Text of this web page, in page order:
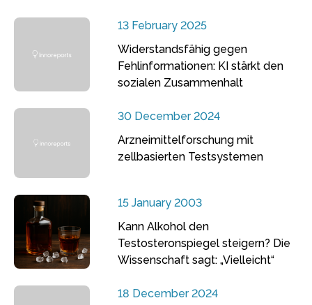
13 February 2025
Widerstandsfähig gegen
Fehlinformationen: KI stärkt den
sozialen Zusammenhalt
30 December 2024
Arzneimittelforschung mit
zellbasierten Testsystemen
15 January 2003
Kann Alkohol den
Testosteronspiegel steigern? Die
Wissenschaft sagt: „Vielleicht“
18 December 2024